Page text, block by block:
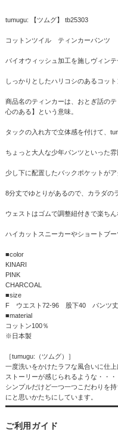
tumugu: 【ツムグ】 tb25303
コットンツイル ティンカーパンツ
バイオウィッシュ加工を施しヴィン
しっかりとしたハリコシのあるコッ
商品名のティンカーは、おとぎ話の
心のある】という意味。
タックの入れ方で立体感を付けて、
ちょっと大人な少年パンツといった雰
少し下に配置したバックポケットがア
8分丈でゆとりがあるので、カラダの
ウェストはゴムで調整紐付きで楽ちん
ハイカットスニーカーやショートブー
■color
KINARI
PINK
CHARCOAL
■size
F ウエスト72-96 股下40 パンツ
■material
コットン100％
※日本製
［tumugu:（ツムグ）］
一度洗いをかけたラフな風合いに仕
ストーリーが感じられるような・・・
シンプルだけど一つ一つこだわりを
にと思いかたちにしています。
ご利用ガイド